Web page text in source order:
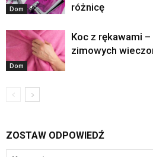
Dom różnicę
Dom
Koc z rękawami
zimowych
ZOSTAW ODPOWIEDŹ